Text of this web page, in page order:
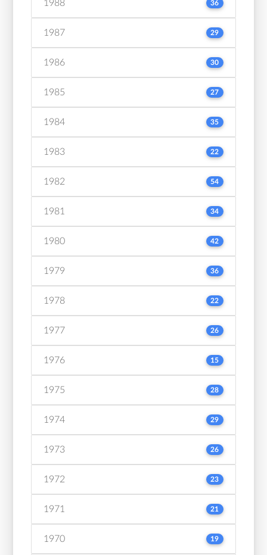
1988 36
1987 29
1986 30
1985 27
1984 35
1983 22
1982 54
1981 34
1980 42
1979 36
1978 22
1977 26
1976 15
1975 28
1974 29
1973 26
1972 23
1971 21
1970 19